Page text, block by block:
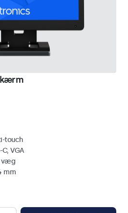
touch
VGA
væg
mm